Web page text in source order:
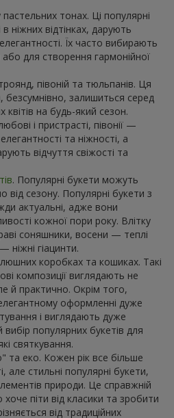
тонах. Ці популярні
ніжних відтінках, дарують
Їх часто вибирають
для створення гармонійної
півоній та тюльпанів. Ця
безсумнівно, залишиться серед
квітів на будь-який сезон.
і пристрасті, півонії —
та ніжності, а
відчуття свіжості та
. Популярні букети можуть
від сезону. Популярні букети з
актуальні, адже вони
кожної пори року. Влітку
соняшники, восени — теплі
гіацинти.
коробках та кошиках. Такі
композиції виглядають не
й практично. Окрім того,
оформленні дуже
і виглядають дуже
популярних букетів для
святкування.
та еко. Кожен рік все більше
але стильні популярні букети,
природи. Це справжній
піти від класики та зробити
від традиційних